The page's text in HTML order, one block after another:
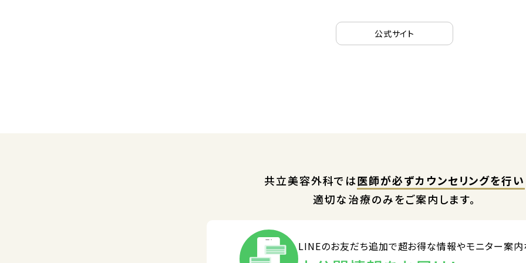
公式サイト
共立美容外科では医師が必ずカウンセリングを行い
適切な治療のみをご案内します。
LINEのお友だち追加で超お得な情報やモニター案